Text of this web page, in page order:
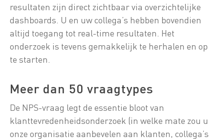
resultaten zijn direct zichtbaar via overzichtelijke
dashboards. U en uw collega’s hebben bovendien
altijd toegang tot real-time resultaten. Het
onderzoek is tevens gemakkelijk te herhalen en op
te starten.
Meer dan 50 vraagtypes
De NPS-vraag legt de essentie bloot van
klanttevredenheidsonderzoek (in welke mate zou u
onze organisatie aanbevelen aan klanten, collega’s